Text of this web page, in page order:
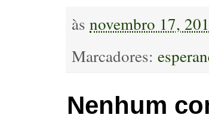
às novembro 17,
Marcadores:
Nenhum